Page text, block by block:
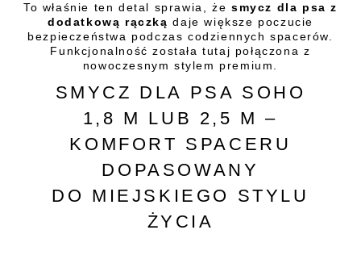
To właśnie ten detal sprawia, że smycz dla psa z
dodatkową rączką daje większe poczucie
bezpieczeństwa podczas codziennych spacerów.
Funkcjonalność została tutaj połączona z
nowoczesnym stylem premium.
SMYCZ DLA PSA SOHO
1,8 M LUB 2,5 M –
KOMFORT SPACERU
DOPASOWANY
DO MIEJSKIEGO STYLU
ŻYCIA